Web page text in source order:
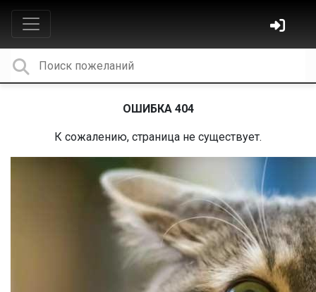
ОШИБКА 404
К сожалению, страница не существует.